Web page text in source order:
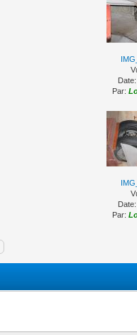
Par:
Par: